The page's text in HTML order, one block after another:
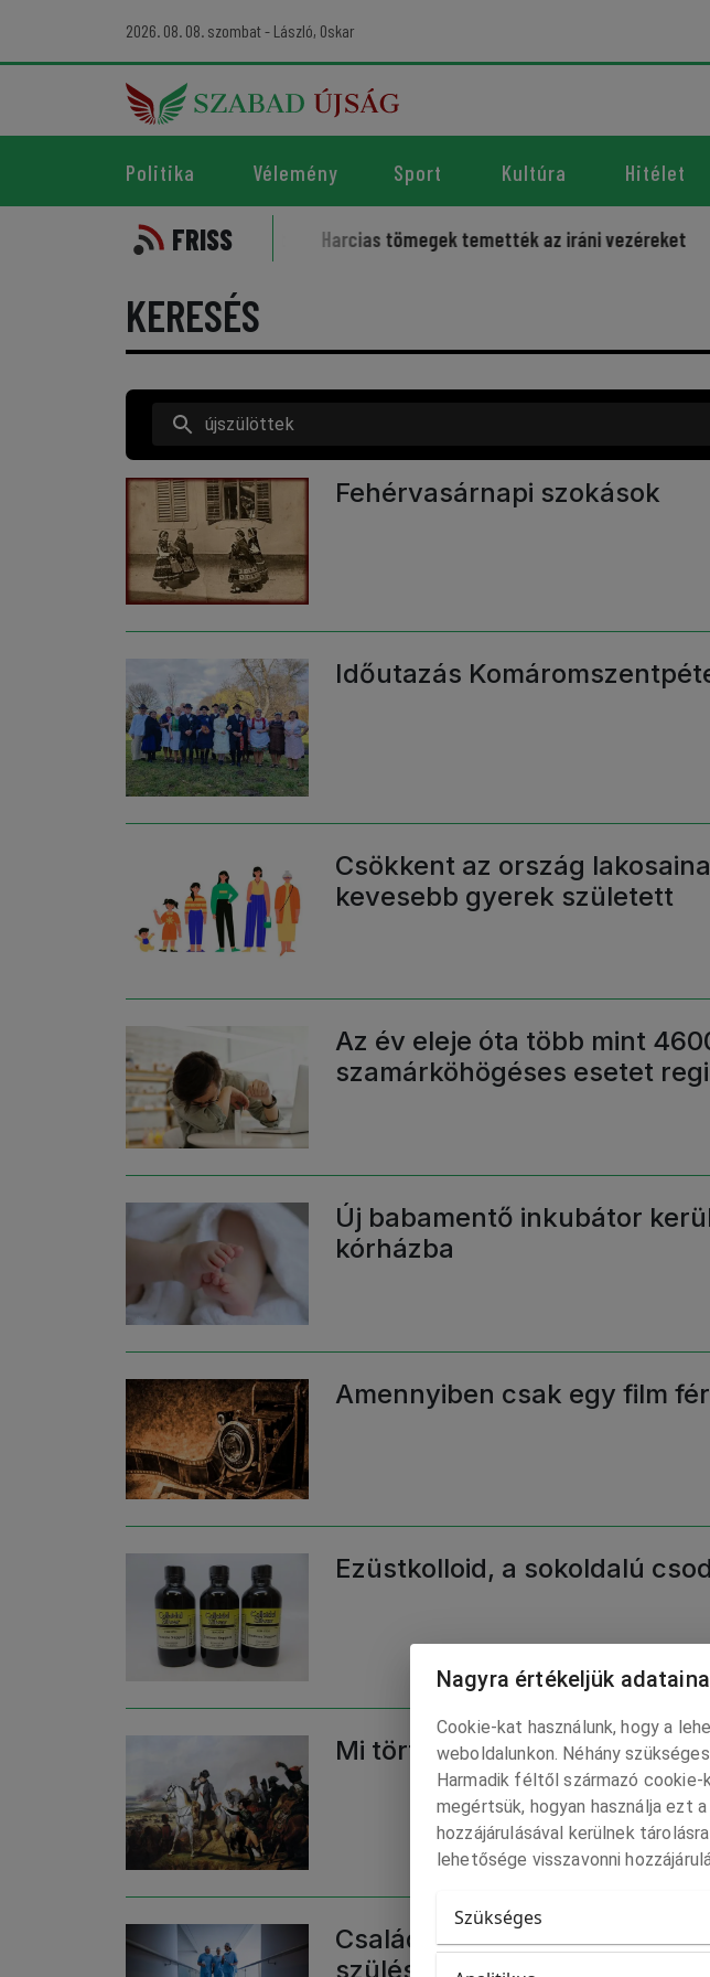
2026. 08. 08. szombat - László, Oskar
Politika Vélemény Sport Kultúra Hitélet
FRISS
szelleme kísérti a sportot Harcias tömegek temették az iráni vezéreket
KERESÉS
Fehérvasárnapi szokások
Időutazás
Csökkent az ország
kevesebb gyerek született
Az év eleje óta több mint
szamárköhögéses esetet
Új babamentő inkubátor
kórházba
Amennyiben csak egy film
Ezüstkolloid, a sokoldalú
Mi történt május 5-én?
Családi szobákat alakítanak
szülészeten
Nagyra értékeljük
Cookie-kat használunk, hogy a
weboldalunkon. Néhány
Harmadik féltől származó cookie-
megértsük, hogyan használja ezt
hozzájárulásával kerülnek
lehetősége visszavonni
Szükséges